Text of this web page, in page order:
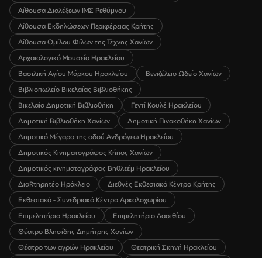
Αίθουσα Διαλέξεων ΙΜΣ Ρεθύμνου
Αίθουσα Εκδηλώσεων Περιφέρειας Κρήτης
Αίθουσα Ομίλου Φίλων της Τέχνης Χανίων
Αρχαιολογικό Μουσείο Ηρακλείου
Βασιλική Αγίου Μάρκου Ηρακλείου
Βενιζέλειο Ωδείο Χανίων
Βιβλιοπωλείο Βικελαίας Βιβλιοθήκης
Βικελαία Δημοτική Βιβλιοθήκη
Γεντί Κουλέ Ηρακλείου
Δημοτική Βιβλιοθήκη Χανίων
Δημοτική Πινακοθήκη Χανίων
Δημοτικό Μέγαρο της οδού Ανδρόγεω Ηρακλείου
Δημοτικός Κινηματογράφος Κήπος Χανίων
Δημοτικός κινηματογράφος Βηθλεέμ Ηρακλείου
ΔιαRτηρητέο Ηράκλειο
Διεθνές Εκθεσιακό Κέντρο Κρήτης
Εκθεσιακό - Συνεδριακό Κέντρο Αρκαλοχωρίου
Επιμελητήριο Ηρακλείου
Επιμελητήριο Λασιθίου
Θέατρο Βλησίδης Δημήτρης Χανίων
Θέατρο των αγρών Ηρακλείου
Θεατρική Σκηνή Ηρακλείου